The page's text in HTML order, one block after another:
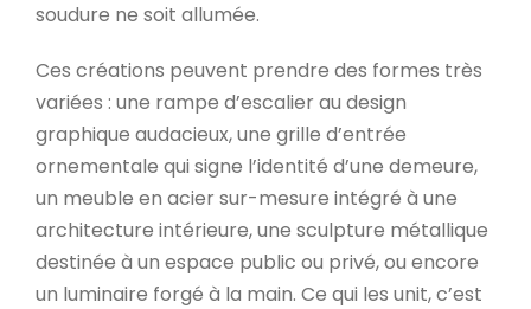
soudure ne soit allumée.
Ces créations peuvent prendre des formes très
variées : une rampe d’escalier au design
graphique audacieux, une grille d’entrée
ornementale qui signe l’identité d’une demeure,
un meuble en acier sur-mesure intégré à une
architecture intérieure, une sculpture métallique
destinée à un espace public ou privé, ou encore
un luminaire forgé à la main. Ce qui les unit, c’est